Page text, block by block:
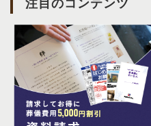
注目のコンテンツ